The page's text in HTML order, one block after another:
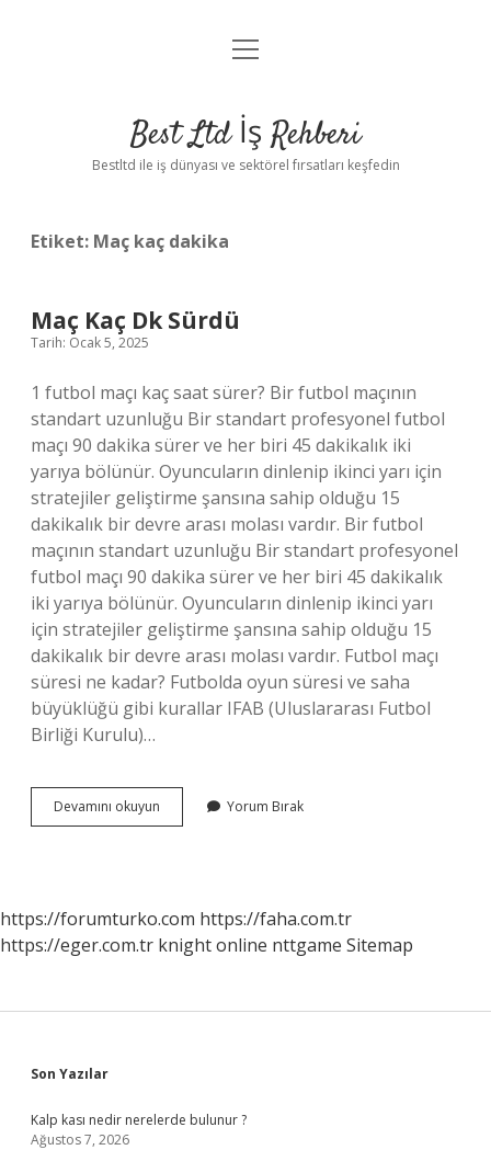
Anasayfa
Yasal Uyarı
menüyü
Best Ltd İş Rehberi
Bestltd ile iş dünyası ve sektörel fırsatları keşfedin
Etiket: Maç kaç dakika
Maç Kaç Dk Sürdü
Tarih: Ocak 5, 2025
1 futbol maçı kaç saat sürer? Bir futbol maçının
standart uzunluğu Bir standart profesyonel futbol
maçı 90 dakika sürer ve her biri 45 dakikalık iki
yarıya bölünür. Oyuncuların dinlenip ikinci yarı için
stratejiler geliştirme şansına sahip olduğu 15
dakikalık bir devre arası molası vardır. Bir futbol
maçının standart uzunluğu Bir standart profesyonel
futbol maçı 90 dakika sürer ve her biri 45 dakikalık
iki yarıya bölünür. Oyuncuların dinlenip ikinci yarı
için stratejiler geliştirme şansına sahip olduğu 15
dakikalık bir devre arası molası vardır. Futbol maçı
süresi ne kadar? Futbolda oyun süresi ve saha
büyüklüğü gibi kurallar IFAB (Uluslararası Futbol
Birliği Kurulu)…
Devamını okuyun
Kaç
Yorum Bırak
https://forumturko.com https://faha.com.tr
https://eger.com.tr knight online nttgame Sitemap
Sidebar
Son Yazılar
Kalp kası nedir nerelerde bulunur ?
Ağustos 7, 2026